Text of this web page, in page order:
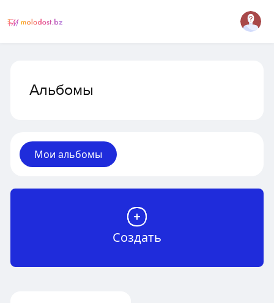
Альбомы
Мои альбомы
Создать